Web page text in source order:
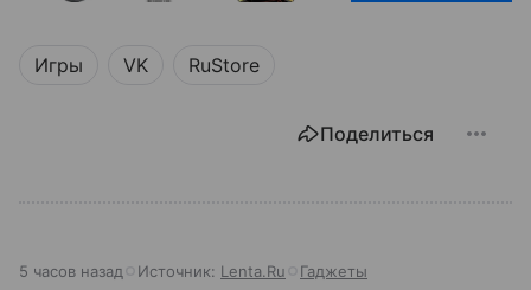
Игры VK RuStore
Поделиться
5 часов назад Источник: Lenta.Ru Гаджеты